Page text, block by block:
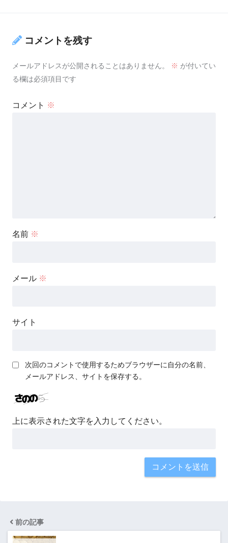
コメントを残す
メールアドレスが公開されることはありません。 ※ が付いてい
る欄は必須項目です
コメント ※
名前 ※
メール ※
サイト
次回のコメントで使用するためブラウザーに自分の名前、
メールアドレス、サイトを保存する。
上に表示された文字を入力してください。
前の記事